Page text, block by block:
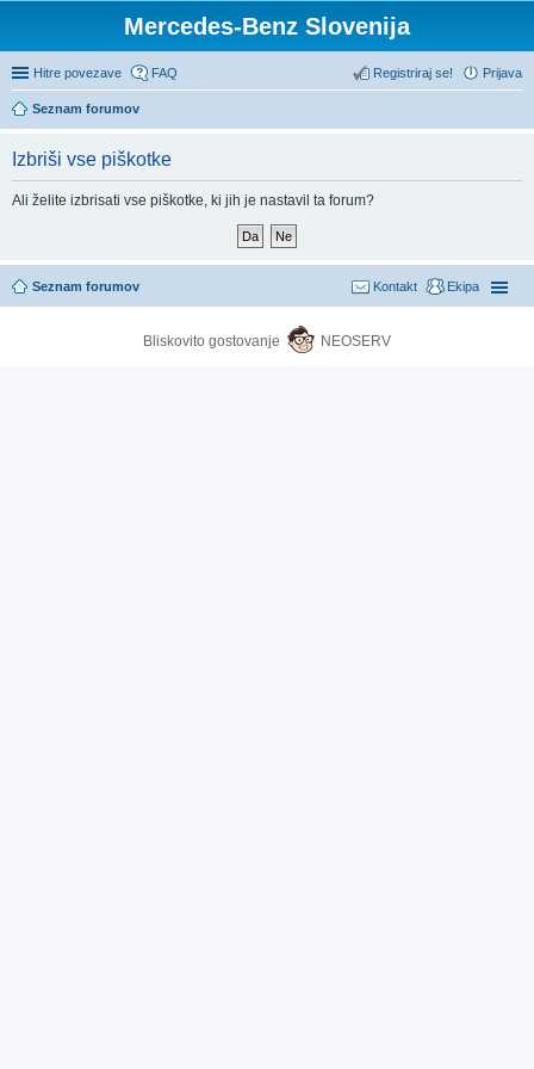
Mercedes-Benz Slovenija
Hitre povezave FAQ Prijava
Registriraj se!
Seznam forumov
Izbriši vse piškotke
Ali želite izbrisati vse piškotke, ki jih je nastavil ta forum?
Seznam forumov Ekipa
Kontakt
Bliskovito gostovanje NEOSERV